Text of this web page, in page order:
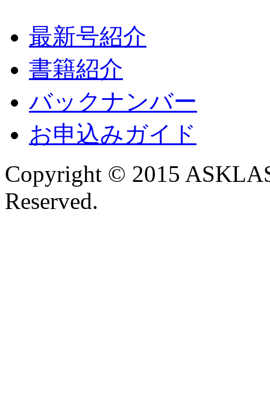
最新号紹介
書籍紹介
バックナンバー
お申込みガイド
Copyright © 2015
Reserved.